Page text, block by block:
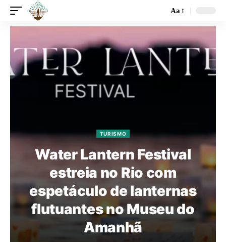
Aa
TURISMO
Water Lantern Festival
estreia no Rio com
espetáculo de lanternas
flutuantes no Museu do
Amanhã